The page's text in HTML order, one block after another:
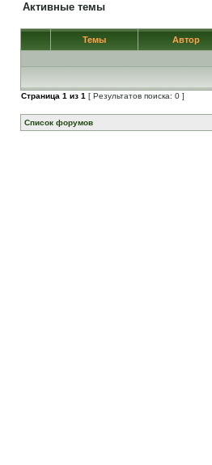
Активные темы
Темы Автор
Страница 1 из 1 [ Результатов поиска: 0 ]
Список форумов